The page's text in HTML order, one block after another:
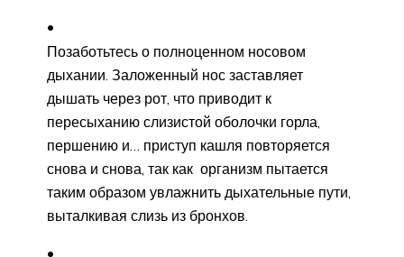
Позаботьтесь о полноценном носовом
дыхании. Заложенный нос заставляет
дышать через рот, что приводит к
пересыханию слизистой оболочки горла,
першению и… приступ кашля повторяется
снова и снова, так как организм пытается
таким образом увлажнить дыхательные пути,
выталкивая слизь из бронхов.